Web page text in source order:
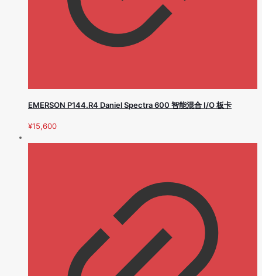
EMERSON P144.R4 Daniel Spectra 600 智能混合 I/O 板卡
¥15,600